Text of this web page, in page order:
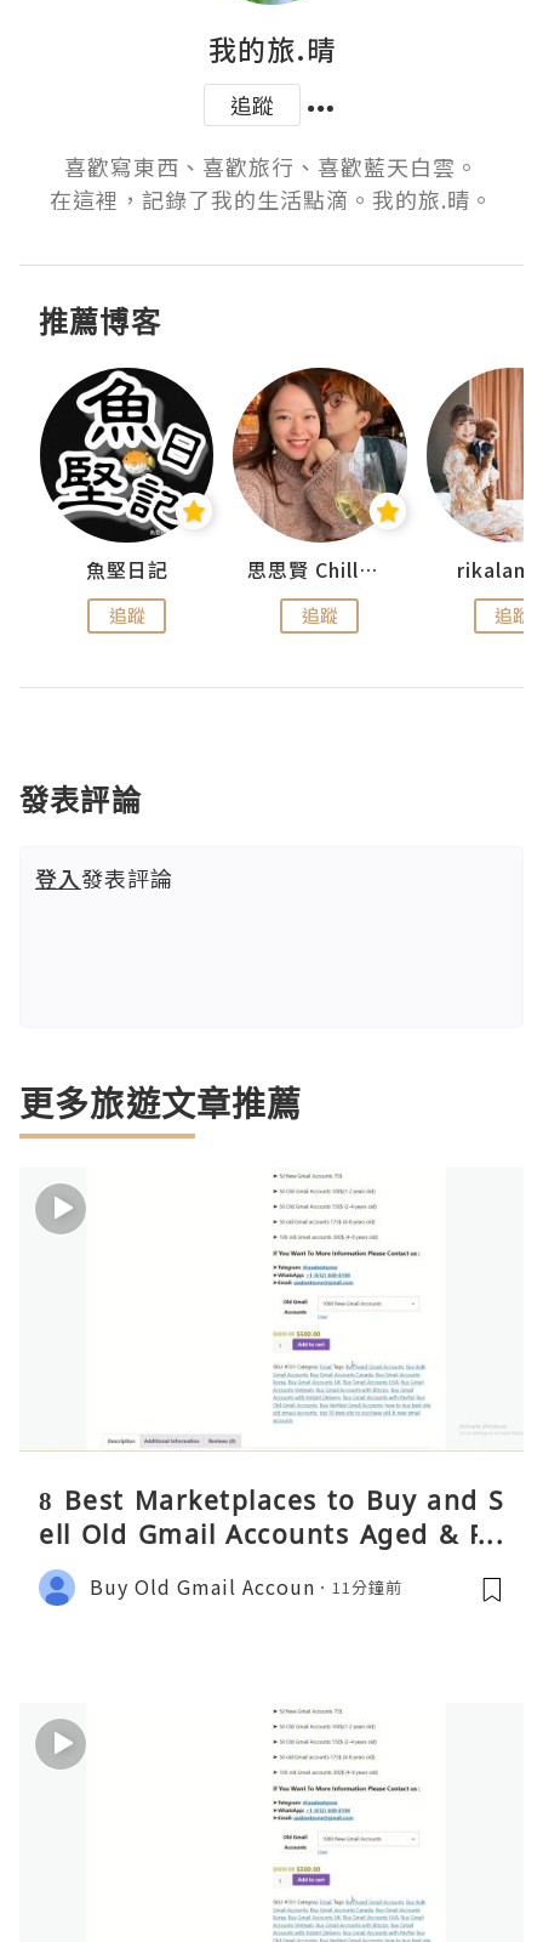
我的旅.晴
追蹤
喜歡寫東西、喜歡旅行、喜歡藍天白雲。
在這裡，記錄了我的生活點滴。我的旅.晴。
推薦博客
魚堅日記
追蹤
思思賢 ChillMyBabe
追蹤 追蹤
發表評論
登入發表評論
更多旅遊文章推薦
8 Best Marketplaces to Buy and S
ell Old Gmail Accounts Aged & PV
A Safely (Any Country) – 2026 Gui
de
Buy Old Gmail Accoun 11分鐘前